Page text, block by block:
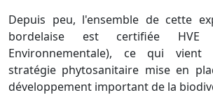
Depuis peu, l'ensemble de cette
bordelaise est certifiée HVE
Environnementale), ce qui vient
stratégie phytosanitaire mise en
développement important de la